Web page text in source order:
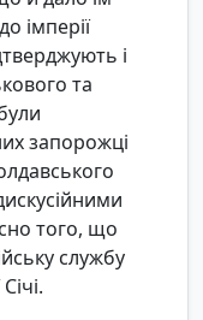
імперії
і
та
запорожці
того, що
службу